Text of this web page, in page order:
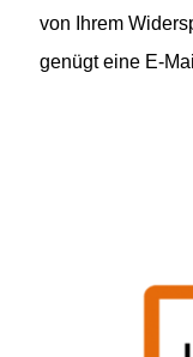
von Ihrem
genügt eine E-